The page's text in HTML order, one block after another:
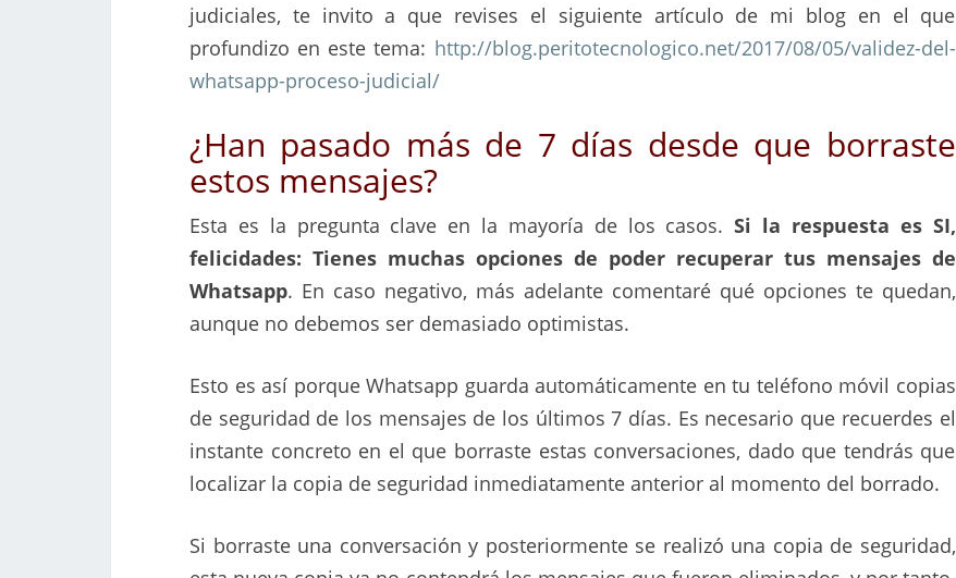
judiciales, te invito a que revises el siguiente artículo de mi blog en el que
profundizo en este tema: http://blog.peritotecnologico.net/2017/08/05/validez-del-
whatsapp-proceso-judicial/
¿Han pasado más de 7 días desde que borraste
estos mensajes?
Esta es la pregunta clave en la mayoría de los casos.Si la respuesta es SI,
felicidades: Tienes muchas opciones de poder recuperar tus mensajes de
Whatsapp. En caso negativo, más adelante comentaré qué opciones te quedan,
aunque no debemos ser demasiado optimistas.
Esto es así porque Whatsapp guarda automáticamente en tu teléfono móvil copias
de seguridad de los mensajes de los últimos 7 días. Es necesario que recuerdes el
instante concreto en el que borraste estas conversaciones, dado que tendrás que
localizar la copia de seguridad inmediatamente anterior al momento del borrado.
Si borraste una conversación y posteriormente se realizó una copia de seguridad,